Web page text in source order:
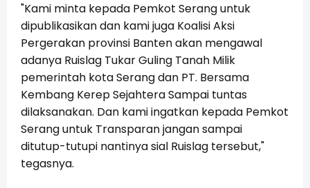
"Kami minta kepada Pemkot Serang untuk
dipublikasikan dan kami juga Koalisi Aksi
Pergerakan provinsi Banten akan mengawal
adanya Ruislag Tukar Guling Tanah Milik
pemerintah kota Serang dan PT. Bersama
Kembang Kerep Sejahtera Sampai tuntas
dilaksanakan. Dan kami ingatkan kepada Pemkot
Serang untuk Transparan jangan sampai
ditutup-tutupi nantinya sial Ruislag tersebut,"
tegasnya.